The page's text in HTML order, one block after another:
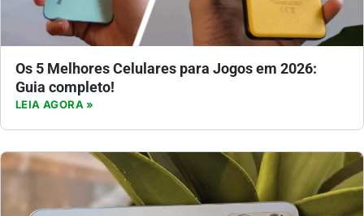
Os 5 Melhores Celulares para Jogos em 2026:
Guia completo!
LEIA AGORA »